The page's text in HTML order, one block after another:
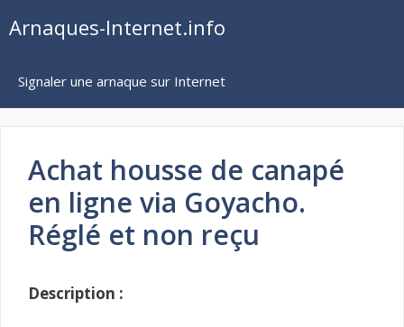
auArnaques-Internet.info
Signaler une arnaque sur Internet
Achat housse de canapé
en ligne via Goyacho.
Réglé et non reçu
Description :